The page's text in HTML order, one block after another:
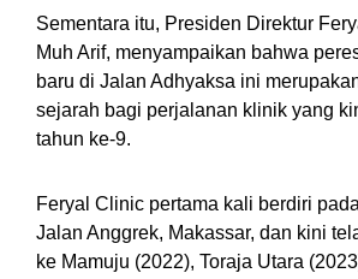
Sementara itu, Presiden Direktur
Muh Arif, menyampaikan bahwa
baru di Jalan Adhyaksa ini
sejarah bagi perjalanan klinik yang
tahun ke-9.
Feryal Clinic pertama kali berdiri
Jalan Anggrek, Makassar, dan kini
ke Mamuju (2022), Toraja Utara